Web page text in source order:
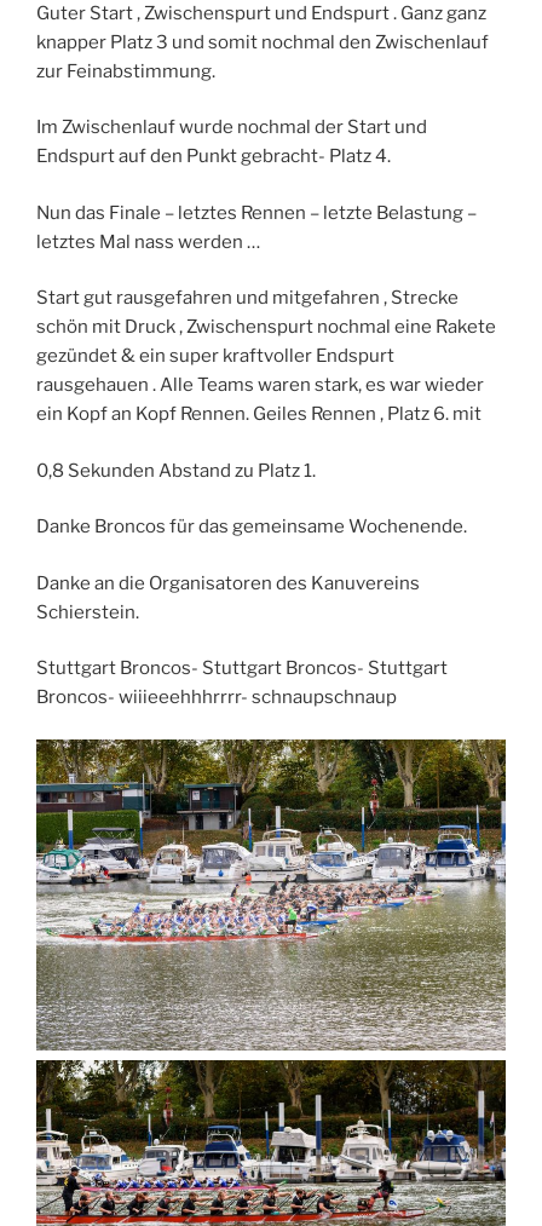
Guter Start , Zwischenspurt und Endspurt . Ganz ganz
knapper Platz 3 und somit nochmal den Zwischenlauf
zur Feinabstimmung.
Im Zwischenlauf wurde nochmal der Start und
Endspurt auf den Punkt gebracht- Platz 4.
Nun das Finale – letztes Rennen – letzte Belastung –
letztes Mal nass werden …
Start gut rausgefahren und mitgefahren , Strecke
schön mit Druck , Zwischenspurt nochmal eine Rakete
gezündet & ein super kraftvoller Endspurt
rausgehauen . Alle Teams waren stark, es war wieder
ein Kopf an Kopf Rennen. Geiles Rennen , Platz 6. mit
0,8 Sekunden Abstand zu Platz 1.
Danke Broncos für das gemeinsame Wochenende.
Danke an die Organisatoren des Kanuvereins
Schierstein.
Stuttgart Broncos- Stuttgart Broncos- Stuttgart
Broncos- wiiieeehhhrrrr- schnaupschnaup